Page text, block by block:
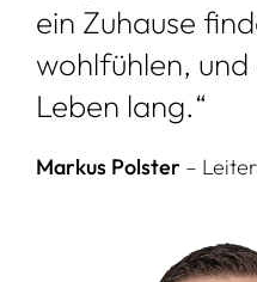
ein Zuhause
wohlfühlen,
Leben lang.“
Markus Polster–